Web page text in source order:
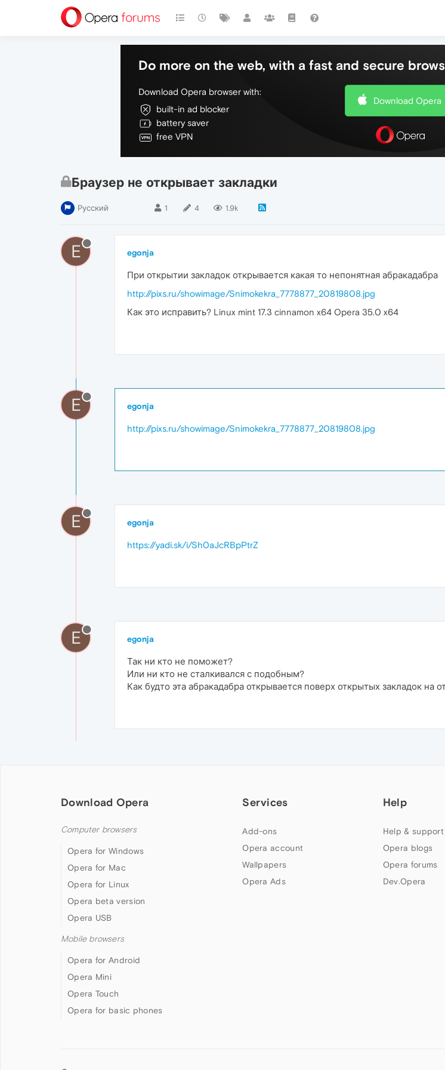
Do more on the web, with a fast and secure
Download Opera browser with:
built-in ad blocker
battery saver
free VPN
Download Opera
Браузер не открывает закладки
Русский 1 4 1.9k
E egonja
При открытии закладок открывается какая то непонятная абракадабра
http://pixs.ru/showimage/Snimokekra_7778877_20819808.jpg
Как это исправить? Linux mint 17.3 cinnamon x64 Opera 35.0 x64
E egonja
http://pixs.ru/showimage/Snimokekra_7778877_20819808.jpg
E egonja
https://yadi.sk/i/Sh0aJcRBpPtrZ
E egonja
Так ни кто не поможет?
Или ни кто не сталкивался с подобным?
Как будто эта абракадабра открывается поверх открытых закладок на
Download Opera
Computer browsers
Opera for Windows
Opera for Mac
Opera for Linux
Opera beta version
Opera USB
Mobile browsers
Opera for Android
Opera Mini
Opera Touch
Opera for basic phones
Services
Add-ons
Opera account
Wallpapers
Opera Ads
Help
Help & support
Opera blogs
Opera forums
Dev.Opera